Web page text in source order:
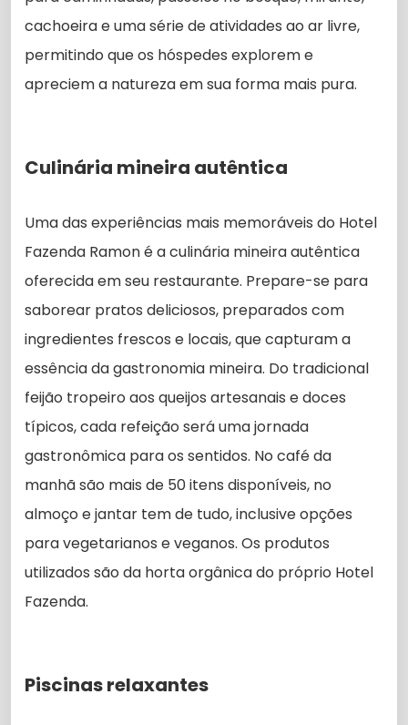
cachoeira e uma série de atividades ao ar livre,
permitindo que os hóspedes explorem e
apreciem a natureza em sua forma mais pura.
Culinária mineira autêntica
Uma das experiências mais memoráveis ​​do Hotel
Fazenda Ramon é a culinária mineira autêntica
oferecida em seu restaurante. Prepare-se para
saborear pratos deliciosos, preparados com
ingredientes frescos e locais, que capturam a
essência da gastronomia mineira. Do tradicional
feijão tropeiro aos queijos artesanais e doces
típicos, cada refeição será uma jornada
gastronômica para os sentidos. No café da
manhã são mais de 50 itens disponíveis, no
almoço e jantar tem de tudo, inclusive opções
para vegetarianos e veganos. Os produtos
utilizados são da horta orgânica do próprio Hotel
Fazenda.
Piscinas relaxantes